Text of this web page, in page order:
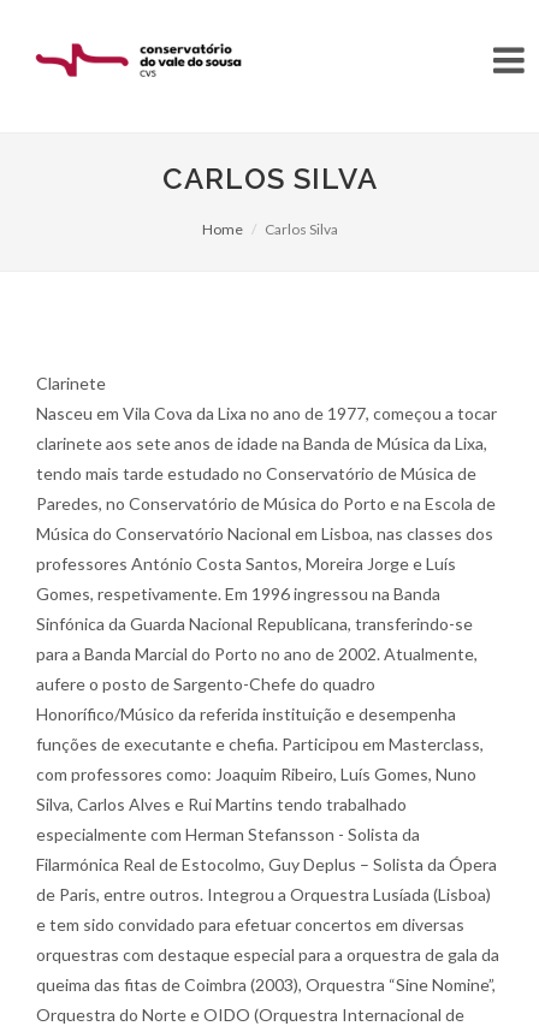
CARLOS SILVA
Home Carlos Silva
Clarinete
Nasceu em Vila Cova da Lixa no ano de 1977, começou a tocar
clarinete aos sete anos de idade na Banda de Música da Lixa,
tendo mais tarde estudado no Conservatório de Música de
Paredes, no Conservatório de Música do Porto e na Escola de
Música do Conservatório Nacional em Lisboa, nas classes dos
professores António Costa Santos, Moreira Jorge e Luís
Gomes, respetivamente. Em 1996 ingressou na Banda
Sinfónica da Guarda Nacional Republicana, transferindo-se
para a Banda Marcial do Porto no ano de 2002. Atualmente,
aufere o posto de Sargento-Chefe do quadro
Honorífico/Músico da referida instituição e desempenha
funções de executante e chefia. Participou em Masterclass,
com professores como: Joaquim Ribeiro, Luís Gomes, Nuno
Silva, Carlos Alves e Rui Martins tendo trabalhado
especialmente com Herman Stefansson - Solista da
Filarmónica Real de Estocolmo, Guy Deplus – Solista da Ópera
de Paris, entre outros. Integrou a Orquestra Lusíada (Lisboa)
e tem sido convidado para efetuar concertos em diversas
orquestras com destaque especial para a orquestra de gala da
queima das fitas de Coimbra (2003), Orquestra “Sine Nomine”,
Orquestra do Norte e OIDO (Orquestra Internacional de